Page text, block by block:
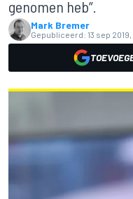
genomen heb”.
Mark Bremer
Gepubliceerd: 13 sep 2019,